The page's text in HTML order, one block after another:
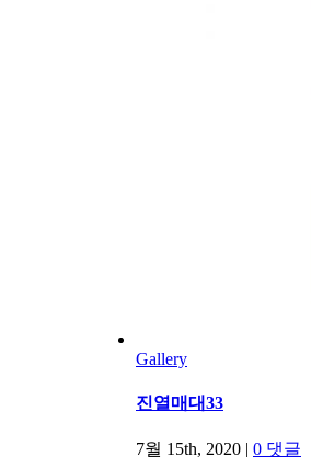
Gallery
진열매대33
7월 15th, 2020 | 0 댓글